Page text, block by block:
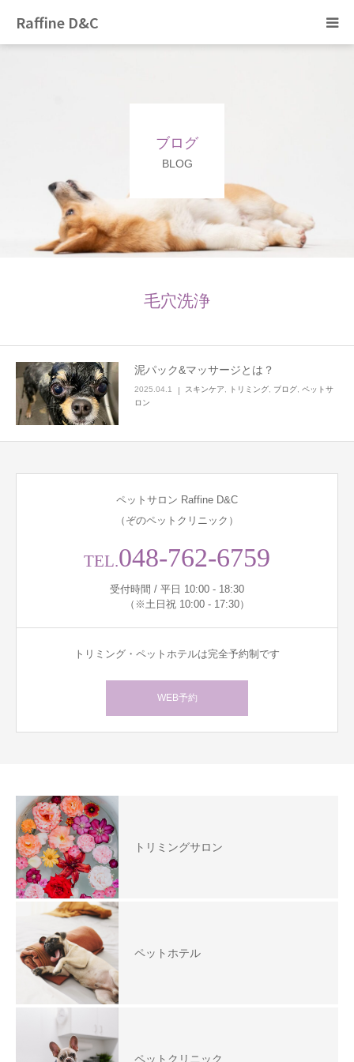
Raffine D&C
ブログ
BLOG
毛穴洗浄
泥パック&マッサージとは？
2025.04.1 スキンケア トリミング ブログ ペットサ
ロン
ペットサロン Raffine D&C
（ぞのペットクリニック）
TEL.048-762-6759
受付時間 / 平日 10:00 - 18:30
（※土日祝 10:00 - 17:30）
トリミング・ペットホテルは完全予約制です
WEB予約
トリミングサロン
ペットホテル
ペットクリニック
ぞのペットクリニック
猫カフェ